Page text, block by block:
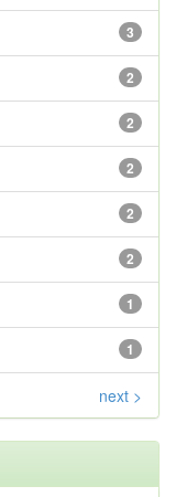
3
2
2
2
2
2
1
1
next >